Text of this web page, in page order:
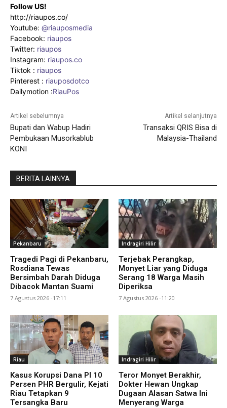
Follow US!
http://riaupos.co/
Youtube: @riauposmedia
Facebook: riaupos
Twitter: riaupos
Instagram: riaupos.co
Tiktok : riaupos
Pinterest : riauposdotco
Dailymotion :RiauPos
Artikel sebelumnya
Bupati dan Wabup Hadiri
Pembukaan Musorkablub
KONI
Artikel selanjutnya
Transaksi QRIS Bisa di
Malaysia-Thailand
BERITA LAINNYA
Pekanbaru
Tragedi Pagi di Pekanbaru,
Rosdiana Tewas
Bersimbah Darah Diduga
Dibacok Mantan Suami
7 Agustus 2026 -17:11
Indragiri Hilir
Terjebak Perangkap,
Monyet Liar yang Diduga
Serang 18 Warga Masih
Diperiksa
7 Agustus 2026 -11:20
Riau
Kasus Korupsi Dana PI 10
Persen PHR Bergulir, Kejati
Riau Tetapkan 9
Tersangka Baru
Indragiri Hilir
Teror Monyet Berakhir,
Dokter Hewan Ungkap
Dugaan Alasan Satwa Ini
Menyerang Warga